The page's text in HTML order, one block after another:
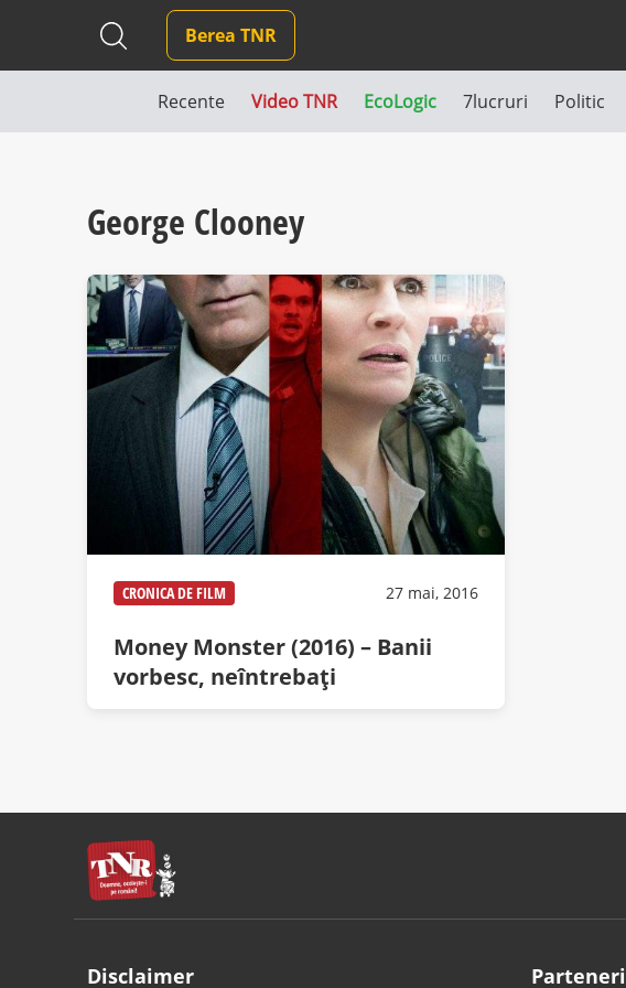
Berea TNR
Recente Video TNR EcoLogic 7lucruri Politic
George Clooney
CRONICA DE FILM 27 mai, 2016
Money Monster (2016) – Banii
vorbesc, neîntrebați
Disclaimer Parteneri